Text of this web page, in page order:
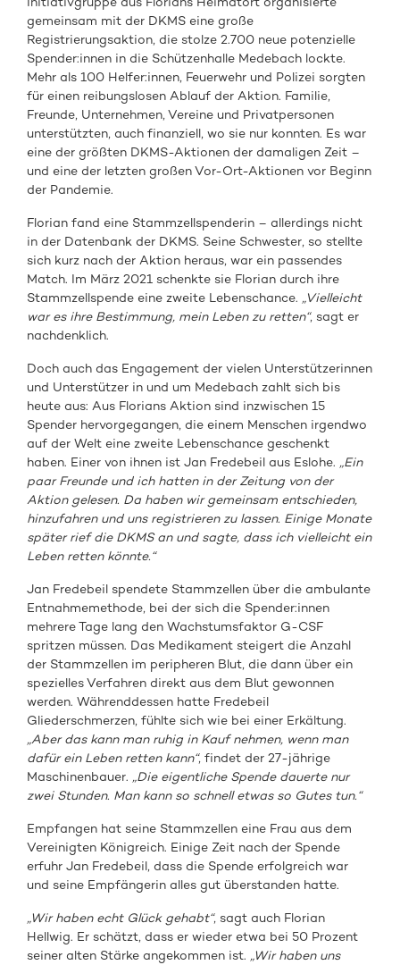
gemeinsam mit der DKMS eine große
Registrierungsaktion, die stolze 2.700 neue potenzielle
Spender:innen in die Schützenhalle Medebach lockte.
Mehr als 100 Helfer:innen, Feuerwehr und Polizei sorgten
für einen reibungslosen Ablauf der Aktion. Familie,
Freunde, Unternehmen, Vereine und Privatpersonen
unterstützten, auch finanziell, wo sie nur konnten. Es war
eine der größten DKMS-Aktionen der damaligen Zeit –
und eine der letzten großen Vor-Ort-Aktionen vor Beginn
der Pandemie.
Florian fand eine Stammzellspenderin – allerdings nicht
in der Datenbank der DKMS. Seine Schwester, so stellte
sich kurz nach der Aktion heraus, war ein passendes
Match. Im März 2021 schenkte sie Florian durch ihre
Stammzellspende eine zweite Lebenschance. „Vielleicht
war es ihre Bestimmung, mein Leben zu retten“, sagt er
nachdenklich.
Doch auch das Engagement der vielen Unterstützerinnen
und Unterstützer in und um Medebach zahlt sich bis
heute aus: Aus Florians Aktion sind inzwischen 15
Spender hervorgegangen, die einem Menschen irgendwo
auf der Welt eine zweite Lebenschance geschenkt
haben. Einer von ihnen ist Jan Fredebeil aus Eslohe. „Ein
paar Freunde und ich hatten in der Zeitung von der
Aktion gelesen. Da haben wir gemeinsam entschieden,
hinzufahren und uns registrieren zu lassen. Einige Monate
später rief die DKMS an und sagte, dass ich vielleicht ein
Leben retten könnte.“
Jan Fredebeil spendete Stammzellen über die ambulante
Entnahmemethode, bei der sich die Spender:innen
mehrere Tage lang den Wachstumsfaktor G-CSF
spritzen müssen. Das Medikament steigert die Anzahl
der Stammzellen im peripheren Blut, die dann über ein
spezielles Verfahren direkt aus dem Blut gewonnen
werden. Währenddessen hatte Fredebeil
Gliederschmerzen, fühlte sich wie bei einer Erkältung.
„Aber das kann man ruhig in Kauf nehmen, wenn man
dafür ein Leben retten kann“, findet der 27-jährige
Maschinenbauer. „Die eigentliche Spende dauerte nur
zwei Stunden. Man kann so schnell etwas so Gutes tun.“
Empfangen hat seine Stammzellen eine Frau aus dem
Vereinigten Königreich. Einige Zeit nach der Spende
erfuhr Jan Fredebeil, dass die Spende erfolgreich war
und seine Empfängerin alles gut überstanden hatte.
„Wir haben echt Glück gehabt“, sagt auch Florian
Hellwig. Er schätzt, dass er wieder etwa bei 50 Prozent
seiner alten Stärke angekommen ist. „Wir haben uns